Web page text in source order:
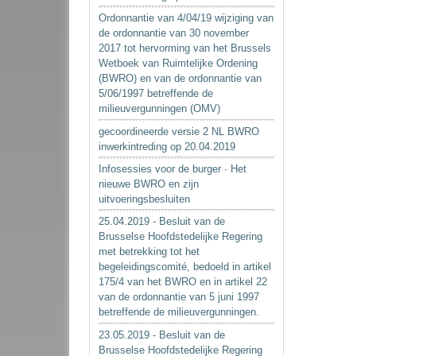
Ordonnantie van 4/04/19 wijziging van
de ordonnantie van 30 november
2017 tot hervorming van het Brussels
Wetboek van Ruimtelijke Ordening
(BWRO) en van de ordonnantie van
5/06/1997 betreffende de
milieuvergunningen (OMV)
gecoordineerde versie 2 NL BWRO
inwerkintreding op 20.04.2019
Infosessies voor de burger · Het
nieuwe BWRO en zijn
uitvoeringsbesluiten
25.04.2019 - Besluit van de
Brusselse Hoofdstedelijke Regering
met betrekking tot het
begeleidingscomité, bedoeld in artikel
175/4 van het BWRO en in artikel 22
van de ordonnantie van 5 juni 1997
betreffende de milieuvergunningen.
23.05.2019 - Besluit van de
Brusselse Hoofdstedelijke Regering